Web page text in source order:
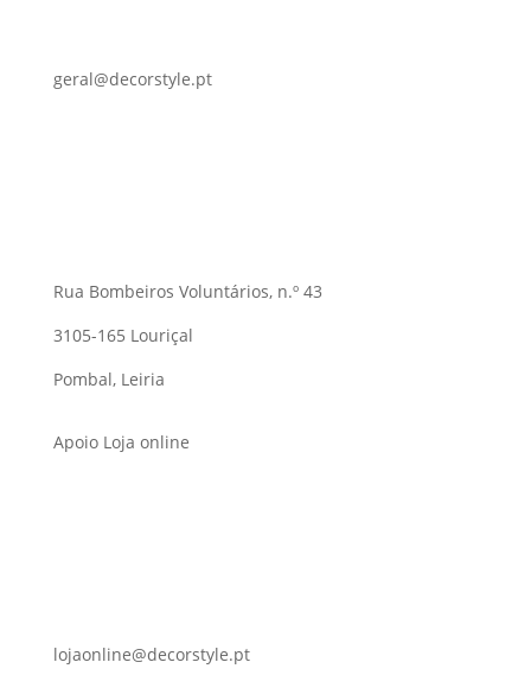
geral@decorstyle.pt
Rua Bombeiros Voluntários, n.º 43
3105-165 Louriçal
Pombal, Leiria
Apoio Loja online
lojaonline@decorstyle.pt